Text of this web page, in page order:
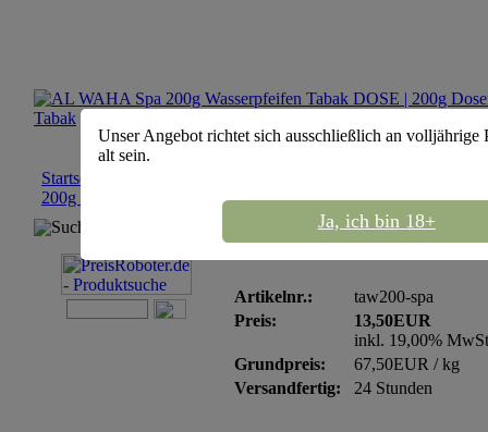
Startseite
200g Wasserpfeifen Tabak DOSE
Suchmaschine
AL WAHA Spa 200g
Artikelnr.:
taw200-spa
Preis:
13,50EUR
inkl. 19,00%
Grundpreis:
67,50EUR / kg
Versandfertig:
24 Stunden
Unser Angebot richtet sich ausschließlich an volljährige
alt sein.
Ja, ich bin 18+